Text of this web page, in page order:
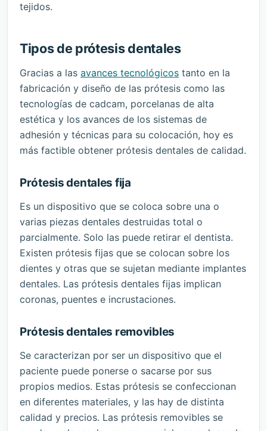
tejidos.
Tipos de prótesis dentales
Gracias a las avances tecnológicos tanto en la
fabricación y diseño de las prótesis como las
tecnologías de cadcam, porcelanas de alta
estética y los avances de los sistemas de
adhesión y técnicas para su colocación, hoy es
más factible obtener prótesis dentales de calidad.
Prótesis dentales fija
Es un dispositivo que se coloca sobre una o
varias piezas dentales destruidas total o
parcialmente. Solo las puede retirar el dentista.
Existen prótesis fijas que se colocan sobre los
dientes y otras que se sujetan mediante implantes
dentales. Las prótesis dentales fijas implican
coronas, puentes e incrustaciones.
Prótesis dentales removibles
Se caracterizan por ser un dispositivo que el
paciente puede ponerse o sacarse por sus
propios medios. Estas prótesis se confeccionan
en diferentes materiales, y las hay de distinta
calidad y precios. Las prótesis removibles se